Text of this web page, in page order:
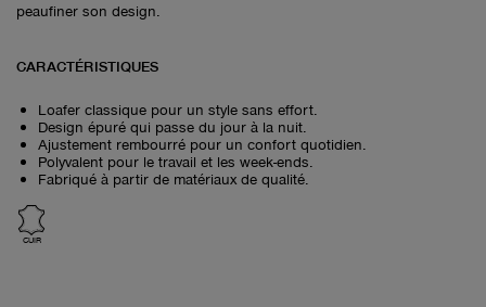
peaufiner son design.
CARACTÉRISTIQUES
Loafer classique pour un style sans effort.
Design épuré qui passe du jour à la nuit.
Ajustement rembourré pour un confort quotidien.
Polyvalent pour le travail et les week-ends.
Fabriqué à partir de matériaux de qualité.
CUIR